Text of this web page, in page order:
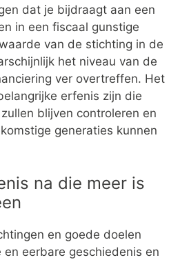
dat je bijdraagt aan een
in een fiscaal gunstige
van de stichting in de
het niveau van de
ver overtreffen. Het
erfenis zijn die
blijven controleren en
generaties kunnen
na die meer is
en goede doelen
en eerbare geschiedenis en